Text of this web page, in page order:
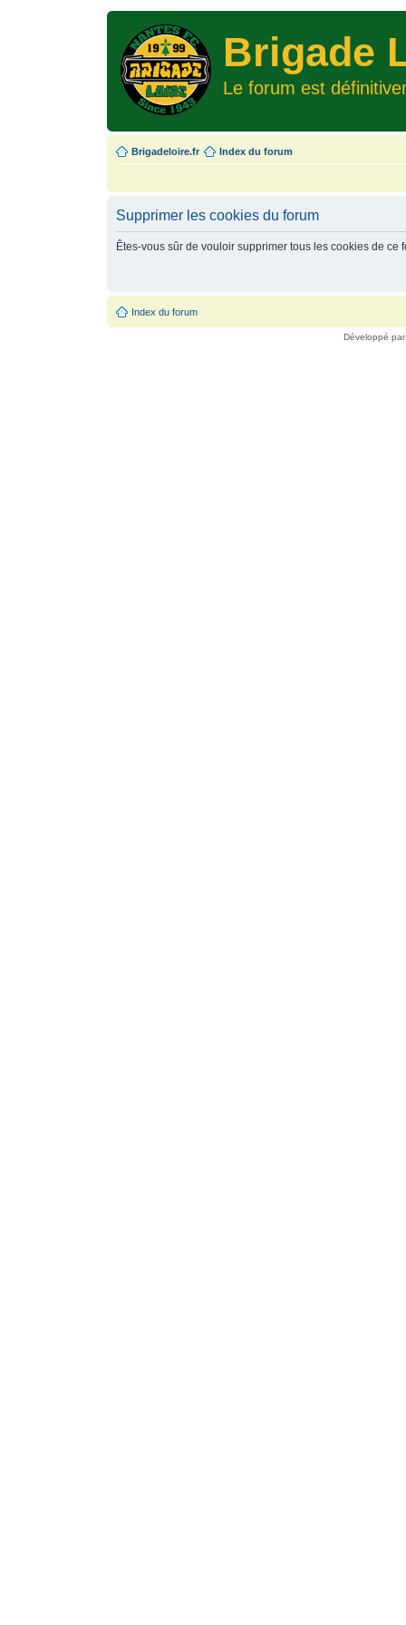
Brigade
Le forum est
Brigadeloire.fr Index du forum
Supprimer les cookies du forum
Êtes-vous sûr de vouloir supprimer tous les cookies de ce
Index du forum
Développé